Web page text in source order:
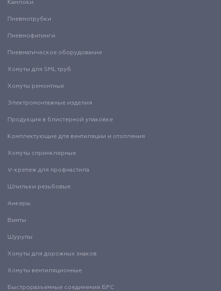
Камлоки
Пневмотрубки
Пневмофитинги
Пневматическое оборудование
Хомуты для SML труб
Хомуты ремонтные
Электромонтажные изделия
Продукция в блистерной упаковке
Комплектующие для вентиляции и отопления
Хомуты спринклерные
V-крепеж для профнастила
Шпильки резьбовые
Анкеры
Винты
Шурупы
Хомуты для дорожных знаков
Хомуты вентиляционные
Быстроразъемные соединения БРС